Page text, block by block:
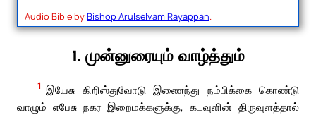
Audio Bible byBishop Arulselvam Rayappan.
1. முன்னுரையும் வாழ்த்தும்
1 இயேசு கிறிஸ்துவோடு இணைந்து நம்பிக்கை கொண்டு
வாழும் எபேசு நகர இறைமக்களுக்கு, கடவுளின் திருவுளத்தால்